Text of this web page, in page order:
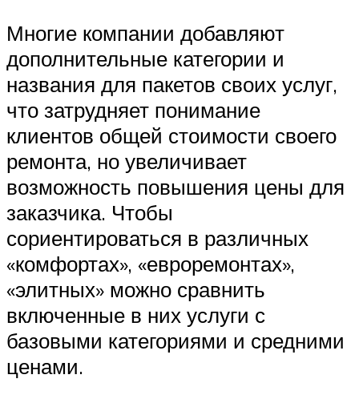
Многие компании добавляют
дополнительные категории и
названия для пакетов своих услуг,
что затрудняет понимание
клиентов общей стоимости своего
ремонта, но увеличивает
возможность повышения цены для
заказчика. Чтобы
сориентироваться в различных
«комфортах», «евроремонтах»,
«элитных» можно сравнить
включенные в них услуги с
базовыми категориями и средними
ценами.